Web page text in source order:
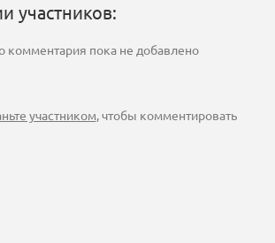
участников:
комментария пока не добавлено
участником, чтобы комментировать